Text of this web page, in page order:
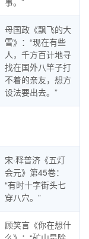
母国政《飘飞的大
雪》：“现在有些
人，千方百计地寻
找在国外八竿子打
不着的亲友，想方
设法要出去。”
宋·释普济《五灯
会元》第45卷：
“有时十字街头七
穿八穴。”
顾笑言《你在想什